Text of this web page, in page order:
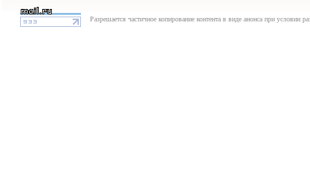
Разрешается частичное копирование контента в виде анонса при условии